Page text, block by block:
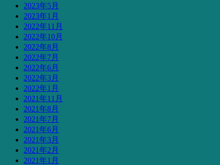
2023年5月
2023年1月
2022年11月
2022年10月
2022年8月
2022年7月
2022年6月
2022年3月
2022年1月
2021年11月
2021年8月
2021年7月
2021年6月
2021年3月
2021年2月
2021年1月